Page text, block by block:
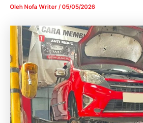
Oleh Nofa Writer /05/05/2026